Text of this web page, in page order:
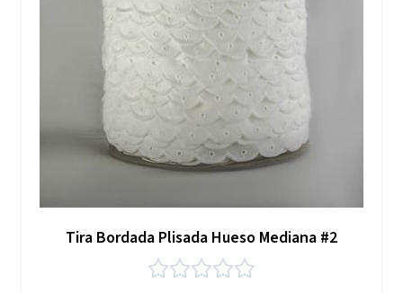
Tira Bordada Plisada Hueso Mediana #2